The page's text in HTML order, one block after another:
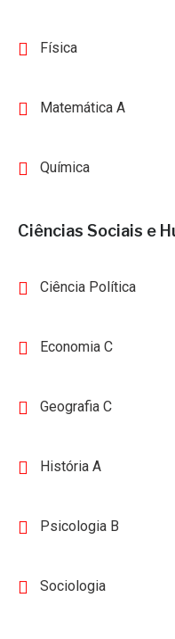
Física
Matemática A
Química
Ciências Sociais e
Ciência Política
Economia C
Geografia C
História A
Psicologia B
Sociologia